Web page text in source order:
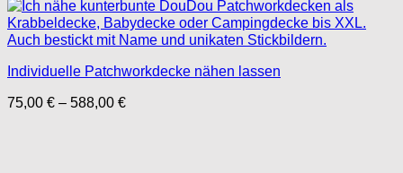
Individuelle Patchworkdecke nähen lassen
75,00 € – 588,00 €Preisspanne: